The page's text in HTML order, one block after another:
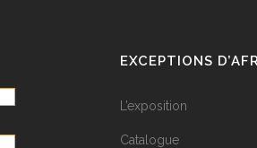
EXCEPTIONS
L’exposition
Catalogue